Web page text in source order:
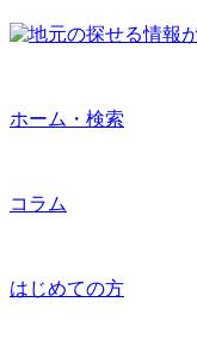
ホーム・検索
コラム
はじめての方